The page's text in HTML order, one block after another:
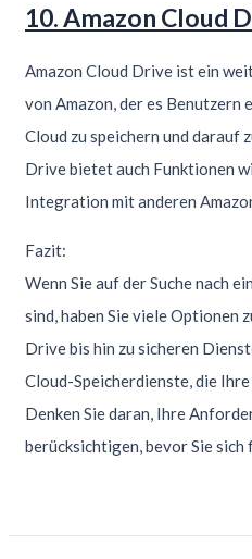
10. Amazon Cloud
Amazon Cloud Drive ist ein
von Amazon, der es
Cloud zu speichern und darauf
Drive bietet auch Funktionen
Integration mit anderen
Fazit:
Wenn Sie auf der Suche nach
sind, haben Sie viele Optionen
Drive bis hin zu sicheren
Cloud-Speicherdienste, die
Denken Sie daran, Ihre
berücksichtigen, bevor Sie